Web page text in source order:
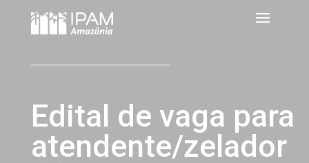
Edital de vaga para
atendente/zelador